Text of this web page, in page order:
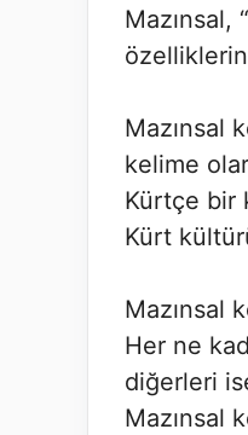
Mazınsal,
Mazınsal
kelime
Kürtçe bir
Kürt
Mazınsal
Her ne
diğerleri
Mazınsal